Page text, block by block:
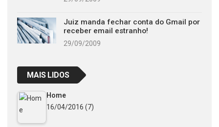
Juiz manda fechar conta do Gmail por
receber email estranho!
29/09/2009
MAIS LIDOS
Home
16/04/2016 (7)